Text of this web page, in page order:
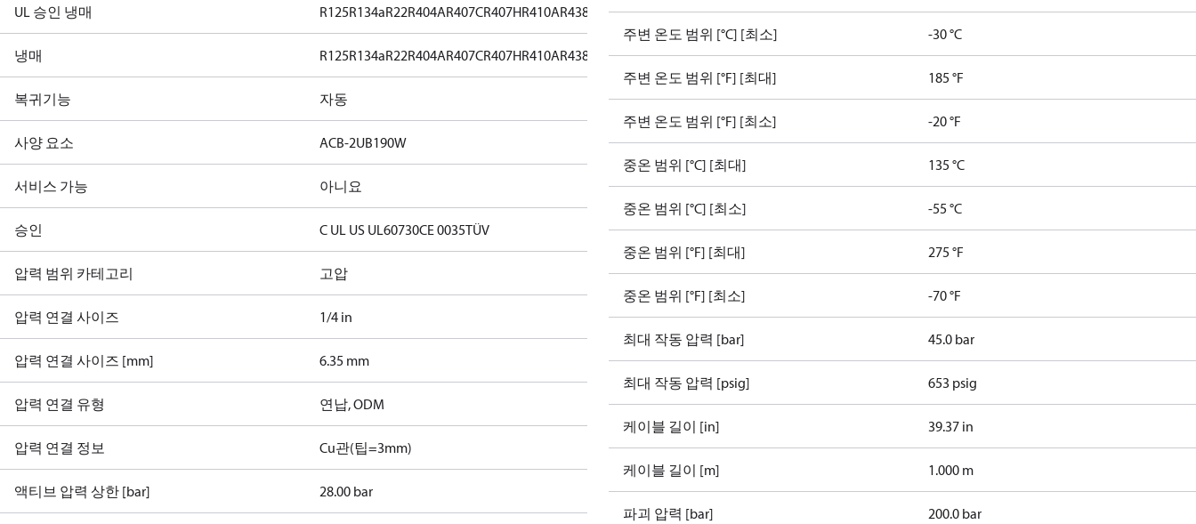
UL 승인 냉매 R125R134aR22R404AR407CR407HR410AR438A R448AR449AR452AR513A
냉매 R125R134aR22R404AR407CR407HR410AR438A R448AR449AR452AR513A
복귀기능 자동
사양 요소 ACB-2UB190W
서비스 가능 아니요
승인 C UL US UL60730CE 0035TÜV
압력 범위 카테고리 고압
압력 연결 사이즈 1/4 in
압력 연결 사이즈 [mm] 6.35 mm
압력 연결 유형 연납, ODM
압력 연결 정보 Cu관(팁=3mm)
액티브 압력 상한 [bar] 28.00 bar
주변 온도 범위 [°C] [최소] -30 °C
주변 온도 범위 [°F] [최대] 185 °F
주변 온도 범위 [°F] [최소] -20 °F
중온 범위 [°C] [최대] 135 °C
중온 범위 [°C] [최소] -55 °C
중온 범위 [°F] [최대] 275 °F
중온 범위 [°F] [최소] -70 °F
최대 작동 압력 [bar] 45.0 bar
최대 작동 압력 [psig] 653 psig
케이블 길이 [in] 39.37 in
케이블 길이 [m] 1.000 m
파괴 압력 [bar] 200.0 bar